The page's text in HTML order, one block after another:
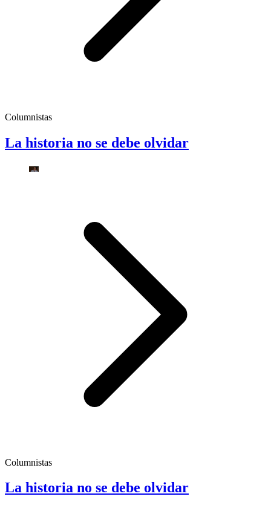
Columnistas
La historia no se debe olvidar
Columnistas
La historia no se debe olvidar